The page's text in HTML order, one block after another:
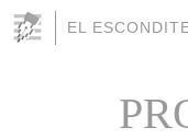
EL